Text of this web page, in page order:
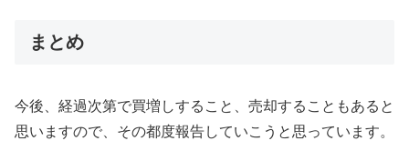
まとめ
今後、経過次第で買増しすること、売却することもあると
思いますので、その都度報告していこうと思っています。